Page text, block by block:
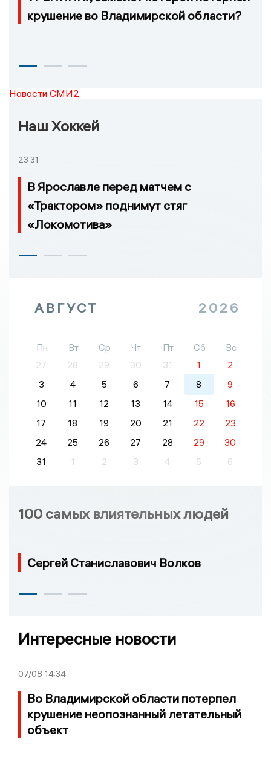
крушение во Владимирской области?
Новости СМИ2
Наш Хоккей
23:31
В Ярославле перед матчем с
«Трактором» поднимут стяг
«Локомотива»
АВГУСТ 2026
Пн Вт Ср Чт Пт Сб
Вс
27
28 29 30 31 1
2
3
4 5 6 7 8
9
10
11 12 13 14 15
16
17
18 19 20 21 22
23
24
25 26 27 28 29
30
31
1 2 3 4 5 6
100 самых влиятельных людей
Сергей Станиславович Волков
Интересные новости
07/08 14:34
Во Владимирской области потерпел
крушение неопознанный летательный
объект